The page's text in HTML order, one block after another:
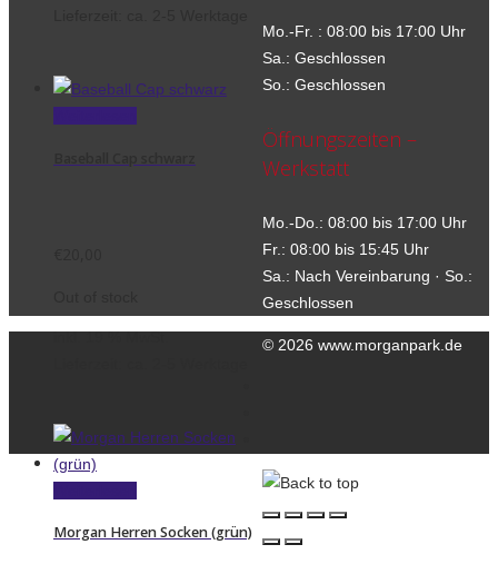
inkl. 19 % MwSt.
Morgan Herren Socken (grün)
Mo.-Fr. : 08:00 bis 17:00 Uhr
Sa.: Geschlossen
So.: Geschlossen
Öffnungszeiten –
Werkstatt
Mo.-Do.: 08:00 bis 17:00 Uhr
Fr.: 08:00 bis 15:45 Uhr
Sa.: Nach Vereinbarung · So.:
Geschlossen
© 2026 www.morganpark.de